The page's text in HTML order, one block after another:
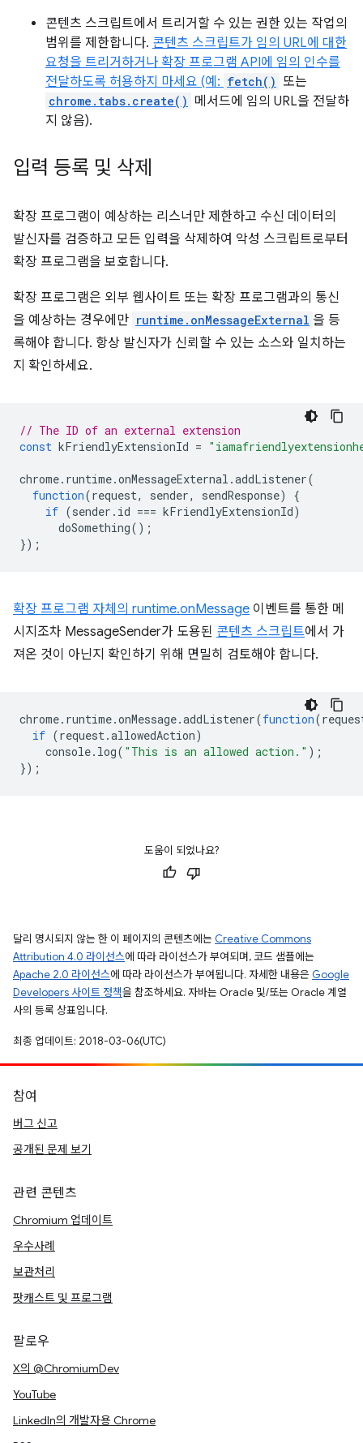
콘텐츠 스크립트에서 트리거할 수 있는 권한 있는 작업의
범위를 제한합니다. 콘텐츠 스크립트가 임의 URL에 대한
요청을 트리거하거나 확장 프로그램 API에 임의 인수를
전달하도록 허용하지 마세요 (예: fetch() 또는
chrome.tabs.create() 메서드에 임의 URL을 전달하
지 않음).
입력 등록 및 삭제
확장 프로그램이 예상하는 리스너만 제한하고 수신 데이터의
발신자를 검증하고 모든 입력을 삭제하여 악성 스크립트로부터
확장 프로그램을 보호합니다.
확장 프로그램은 외부 웹사이트 또는 확장 프로그램과의 통신
을 예상하는 경우에만 runtime.onMessageExternal 을 등
록해야 합니다. 항상 발신자가 신뢰할 수 있는 소스와 일치하는
지 확인하세요.
// The ID of an external extension
const kFriendlyExtensionId =
chrome. runtime.onMessageExternal .addListener(
function(request, sender, sendResponse)
{
if (sender . id === kFriendlyExtensionId)
doSomething();
});
확장 프로그램 자체의 runtime.onMessage 이벤트를 통한 메
시지조차 MessageSender가 도용된 콘텐츠 스크립트에서 가
져온 것이 아닌지 확인하기 위해 면밀히 검토해야 합니다.
chrome. runtime.onMessage.addListener(function(
if (request.allowedAction)
console. log( "This is an allowed action." );
});
도움이 되었나요?
달리 명시되지 않는 한 이 페이지의 콘텐츠에는 Creative Commons
Attribution 4.0 라이선스에 따라 라이선스가 부여되며, 코드 샘플에는
Apache 2.0 라이선스에 따라 라이선스가 부여됩니다. 자세한 내용은 Google
Developers 사이트 정책을 참조하세요. 자바는 Oracle 및/또는 Oracle 계열
사의 등록 상표입니다.
최종 업데이트: 2018-03-06(UTC)
참여
버그 신고
공개된 문제 보기
관련 콘텐츠
Chromium 업데이트
우수사례
보관처리
팟캐스트 및 프로그램
팔로우
X의 @ChromiumDev
YouTube
LinkedIn의 개발자용 Chrome